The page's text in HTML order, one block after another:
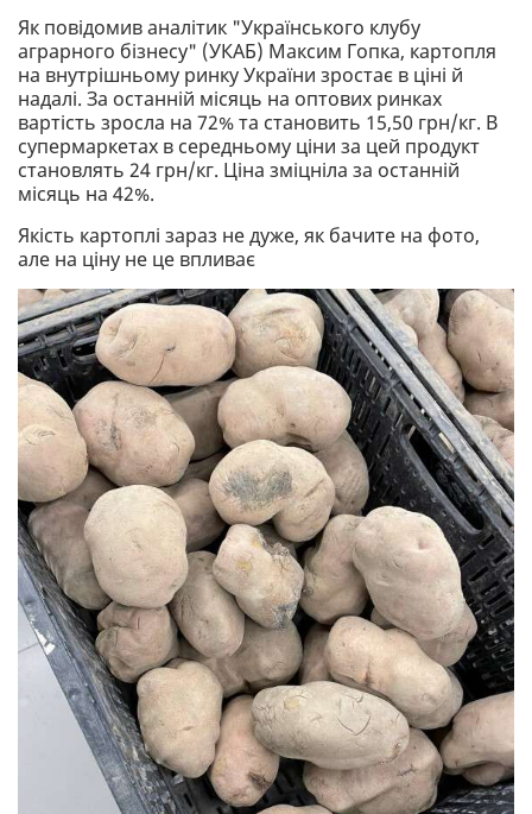
Як повідомив аналітик "Українського клубу
аграрного бізнесу" (УКАБ) Максим Гопка, картопля
на внутрішньому ринку України зростає в ціні й
надалі. За останній місяць на оптових ринках
вартість зросла на 72% та становить 15,50 грн/кг. В
супермаркетах в середньому ціни за цей продукт
становлять 24 грн/кг. Ціна зміцніла за останній
місяць на 42%.
Якість картоплі зараз не дуже, як бачите на фото,
але на ціну не це впливає